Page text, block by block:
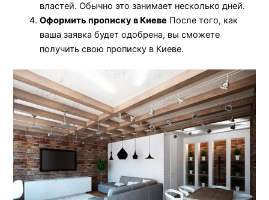
властей. Обычно это занимает несколько дней.
Оформить прописку в Киеве После того, как
ваша заявка будет одобрена, вы сможете
получить свою прописку в Киеве.